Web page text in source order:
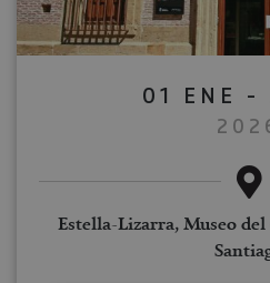
01 ENE -
Estella-Lizarra, Museo